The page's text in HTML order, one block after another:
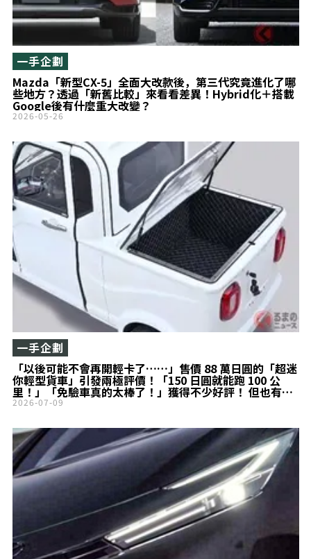
Mazda「新型CX-5」全面大改款後，第三代究竟進化了哪
些地方？透過「新舊比較」來看看差異！Hybrid化＋搭載
Google後有什麼重大改變？
一手企劃
2026-05-26
「以後可能不會再開輕卡了……」售價 88 萬日圓的「超迷
你輕型貨車」引發兩極評價！「150 日圓就能跑 100 公
里！」「免驗車真的太棒了！」獲得不少好評！ 但也有人
喊話「希望貨斗再大一點！」維持成本超便宜的
一手企劃
2026-07-09